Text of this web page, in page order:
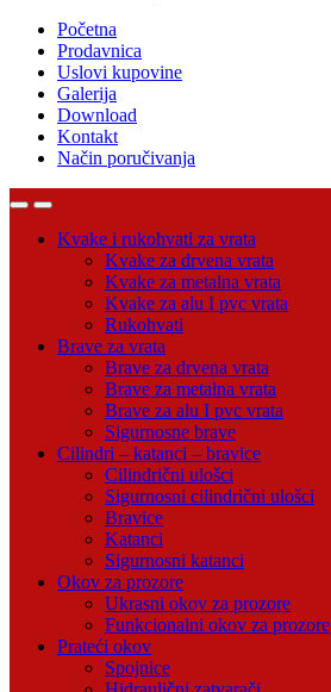
Početna
Prodavnica
Uslovi kupovine
Galerija
Download
Kontakt
Način poručivanja
OpenClose
Kvake i rukohvati za vrata
Kvake za drvena vrata
Kvake za metalna vrata
Kvake za alu I pvc vrata
Rukohvati
Brave za vrata
Brave za drvena vrata
Brave za metalna vrata
Brave za alu I pvc vrata
Sigurnosne brave
Cilindri – katanci – bravice
Cilindrični ulošci
Sigurnosni cilindrični ulošci
Bravice
Katanci
Sigurnosni katanci
Okov za prozore
Ukrasni okov za prozore
Funkcionalni okov za prozore
Prateći okov
Spojnice